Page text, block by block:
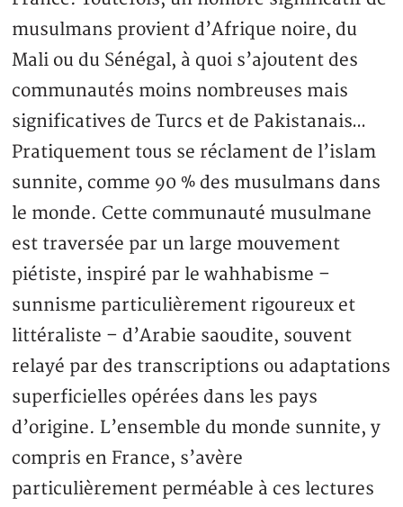
musulmans provient d’Afrique noire, du
Mali ou du Sénégal, à quoi s’ajoutent des
communautés moins nombreuses mais
significatives de Turcs et de Pakistanais…
Pratiquement tous se réclament de l’islam
sunnite, comme 90 % des musulmans dans
le monde. Cette communauté musulmane
est traversée par un large mouvement
piétiste, inspiré par le wahhabisme –
sunnisme particulièrement rigoureux et
littéraliste – d’Arabie saoudite, souvent
relayé par des transcriptions ou adaptations
superficielles opérées dans les pays
d’origine. L’ensemble du monde sunnite, y
compris en France, s’avère
particulièrement perméable à ces lectures